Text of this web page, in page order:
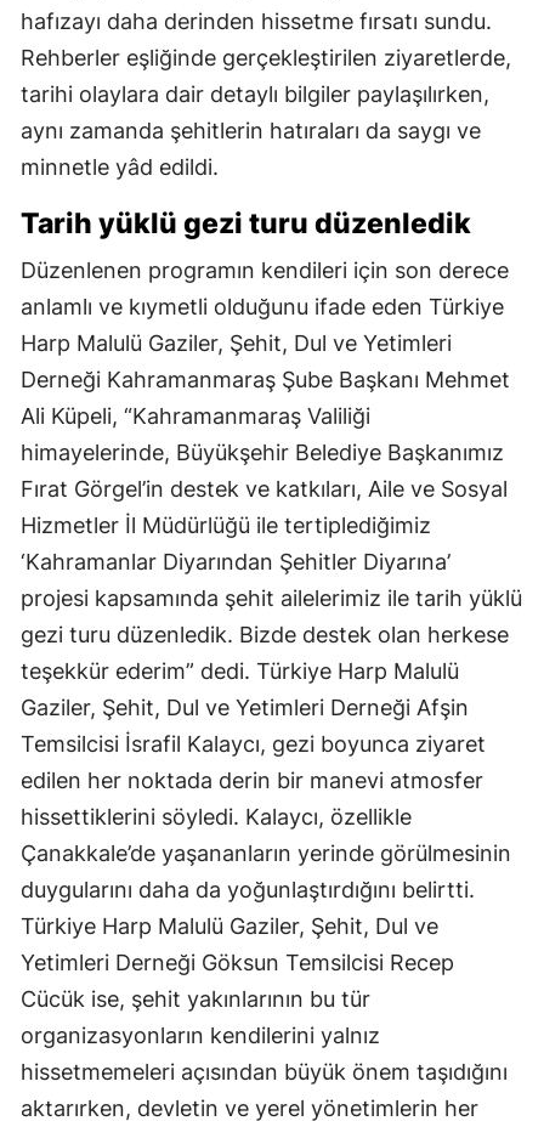
hafızayı daha derinden hissetme fırsatı sundu.
Rehberler eşliğinde gerçekleştirilen ziyaretlerde,
tarihi olaylara dair detaylı bilgiler paylaşılırken,
aynı zamanda şehitlerin hatıraları da saygı ve
minnetle yâd edildi.
Tarih yüklü gezi turu düzenledik
Düzenlenen programın kendileri için son derece
anlamlı ve kıymetli olduğunu ifade eden Türkiye
Harp Malulü Gaziler, Şehit, Dul ve Yetimleri
Derneği Kahramanmaraş Şube Başkanı Mehmet
Ali Küpeli, “Kahramanmaraş Valiliği
himayelerinde, Büyükşehir Belediye Başkanımız
Fırat Görgel’in destek ve katkıları, Aile ve Sosyal
Hizmetler İl Müdürlüğü ile tertiplediğimiz
‘Kahramanlar Diyarından Şehitler Diyarına’
projesi kapsamında şehit ailelerimiz ile tarih yüklü
gezi turu düzenledik. Bizde destek olan herkese
teşekkür ederim” dedi. Türkiye Harp Malulü
Gaziler, Şehit, Dul ve Yetimleri Derneği Afşin
Temsilcisi İsrafil Kalaycı, gezi boyunca ziyaret
edilen her noktada derin bir manevi atmosfer
hissettiklerini söyledi. Kalaycı, özellikle
Çanakkale’de yaşananların yerinde görülmesinin
duygularını daha da yoğunlaştırdığını belirtti.
Türkiye Harp Malulü Gaziler, Şehit, Dul ve
Yetimleri Derneği Göksun Temsilcisi Recep
Cücük ise, şehit yakınlarının bu tür
organizasyonların kendilerini yalnız
hissetmemeleri açısından büyük önem taşıdığını
aktarırken, devletin ve yerel yönetimlerin her